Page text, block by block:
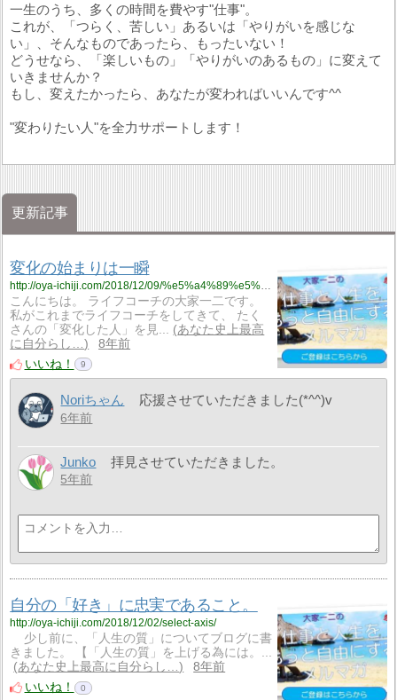
一生のうち、多くの時間を費やす"仕事"。
これが、「つらく、苦しい」あるいは「やりがいを感じな
い」、そんなものであったら、もったいない！
どうせなら、「楽しいもの」「やりがいのあるもの」に変えて
いきませんか？
もし、変えたかったら、あなたが変わればいいんです^^
"変わりたい人"を全力サポートします！
更新記事
変化の始まりは一瞬
こんにちは。 ライフコーチの大家一二です。
私がこれまでライフコーチをしてきて、 たく
さんの「変化した人」を見...
あなた史上最高
に自分らし…
8年前
いいね！
9
Noriちゃん 応援させていただきました(*^^)v
6年前
Junko 拝見させていただきました。
5年前
自分の「好き」に忠実であること。
http://oya-ichiji.com/2018/12/02/select-axis/
少し前に、「人生の質」についてブログに書
きました。 【「人生の質」を上げる為には。...
あなた史上最高に自分らし…
8年前
いいね！
0